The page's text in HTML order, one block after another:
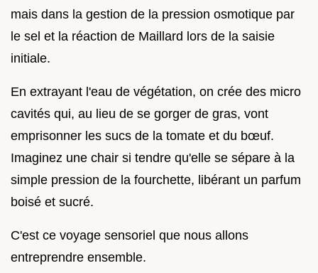
mais dans la gestion de la pression osmotique par
le sel et la réaction de Maillard lors de la saisie
initiale.
En extrayant l'eau de végétation, on crée des micro
cavités qui, au lieu de se gorger de gras, vont
emprisonner les sucs de la tomate et du bœuf.
Imaginez une chair si tendre qu'elle se sépare à la
simple pression de la fourchette, libérant un parfum
boisé et sucré.
C'est ce voyage sensoriel que nous allons
entreprendre ensemble.